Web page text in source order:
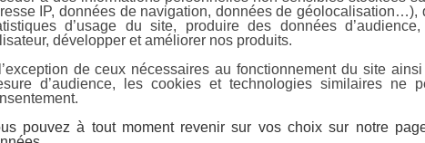
IP, données de navigation, données de géolocalisation…),
d’usage du site, produire des données
développer et améliorer nos produits.
de ceux nécessaires au fonctionnement du site
d’audience, les cookies et technologies similaires ne
pouvez à tout moment revenir sur vos choix sur notre